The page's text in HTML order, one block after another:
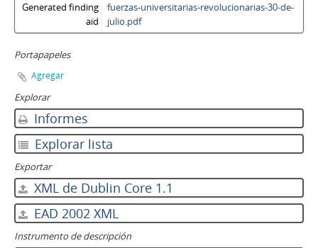
Generated finding
aid
fuerzas-universitarias-revolucionarias-30-de-
julio.pdf
Portapapeles
Agregar
Explorar
Informes
Explorar lista
Exportar
XML de Dublin Core 1.1
EAD 2002 XML
Instrumento de descripción